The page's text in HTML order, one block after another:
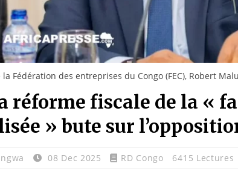
Fédération des entreprises du Congo (FEC), Robert
réforme fiscale de la «
» bute sur
08 Dec 2025 RD Congo 6415 Lectures